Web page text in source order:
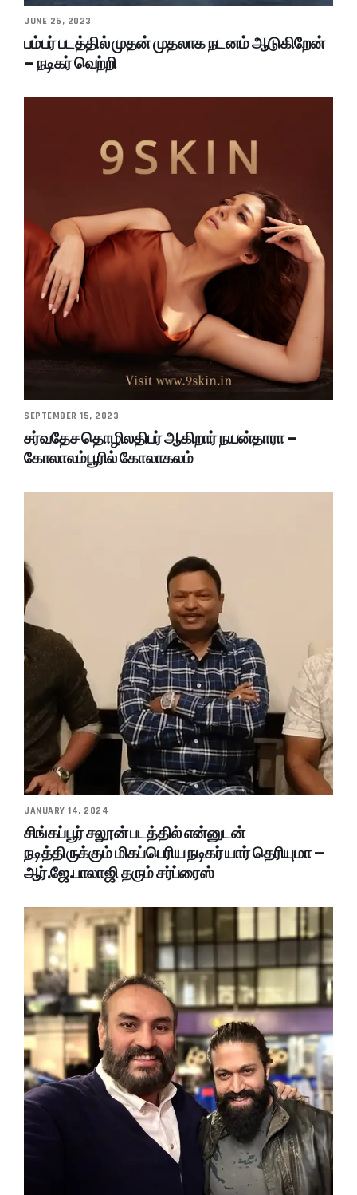
JUNE 26, 2023
பம்பர் படத்தில் முதன் முதலாக நடனம் ஆடுகிறேன்
– நடிகர் வெற்றி
SEPTEMBER 15, 2023
சர்வதேச தொழிலதிபர் ஆகிறார் நயன்தாரா –
கோலாலம்பூரில் கோலாகலம்
JANUARY 14, 2024
சிங்கப்பூர் சலூன் படத்தில் என்னுடன்
நடித்திருக்கும் மிகப்பெரிய நடிகர் யார் தெரியுமா –
ஆர்.ஜே.பாலாஜி தரும் சர்ப்ரைஸ்